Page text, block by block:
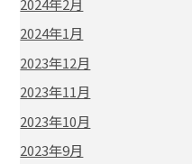
2024年2月
2024年1月
2023年12月
2023年11月
2023年10月
2023年9月